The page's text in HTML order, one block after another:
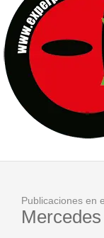
MARSHALL
JOFRE
YORCH
Publicaciones en